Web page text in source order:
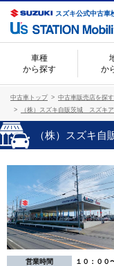
スズキ公式中古車
車種
から探す
か
中古車トップ 中古車販売店を探す
（株）スズキ自販茨城 スズキ
（株）スズキ
営業時間
１０：００